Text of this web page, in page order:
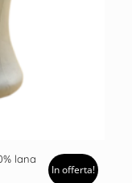
lana
In offerta!